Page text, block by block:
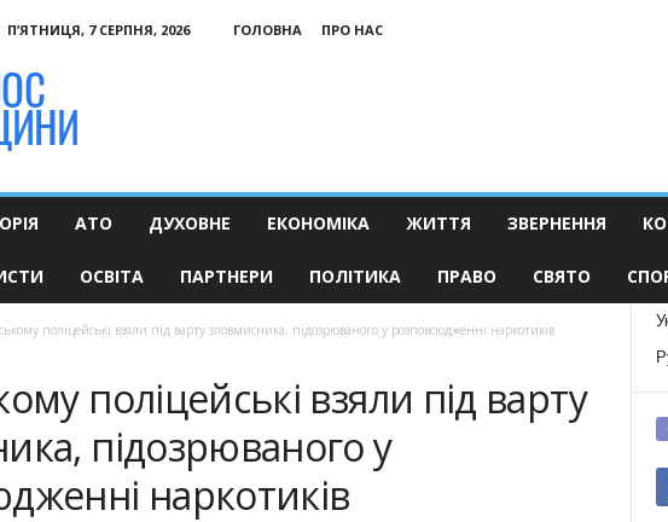
П’ЯТНИЦЯ, 7 СЕРПНЯ, 2026 ГОЛОВНА
ПРО НАС
АТО ДУХОВНЕ ЕКОНОМІКА ЖИТТЯ ЗВЕРНЕННЯ
ОСВІТА ПАРТНЕРИ ПОЛІТИКА ПРАВО СВЯТО
поліцейські взяли під варту зловмисника, підозрюваного у розповсюдженні наркотиків
поліцейські взяли під варту
підозрюваного у
наркотиків